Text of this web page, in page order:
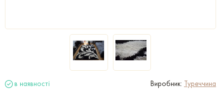
в наявності Виробник: Туреччина